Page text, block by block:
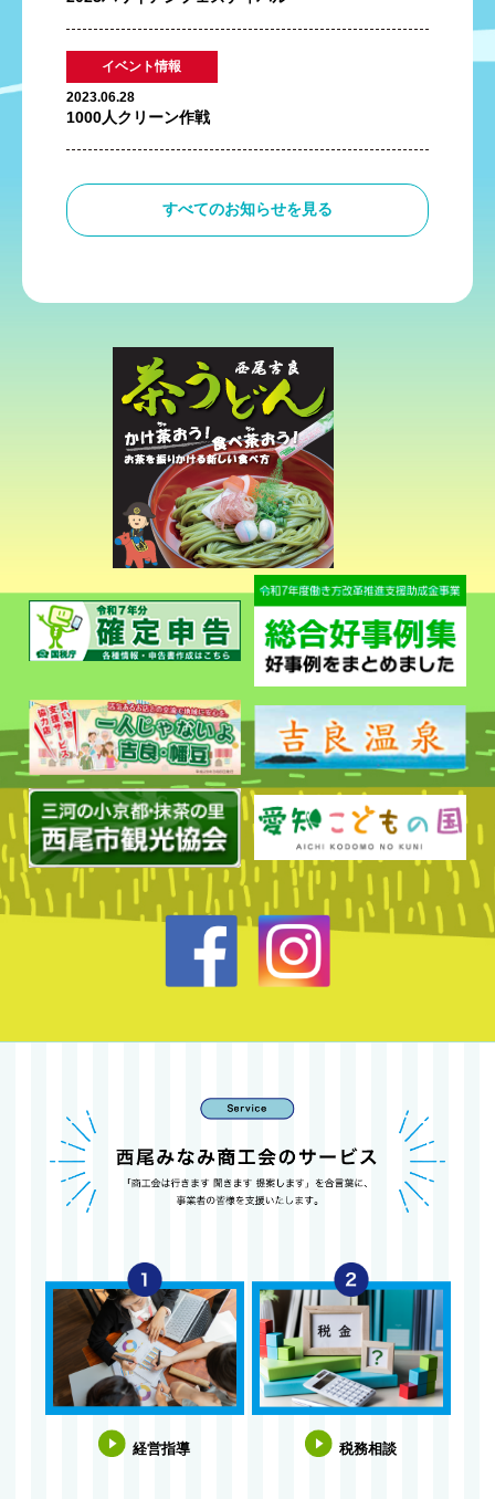
イベント情報
2023.06.28
1000人クリーン作戦
すべてのお知らせを見る
経営指導 税務相談